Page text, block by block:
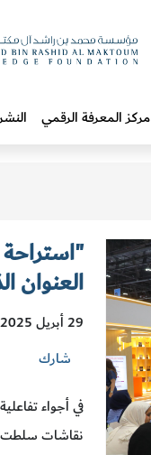
مركز المعرفة الرقمي
العنوان
29 أبريل 2025
شارك
في أجواء
نقاشات سلطت